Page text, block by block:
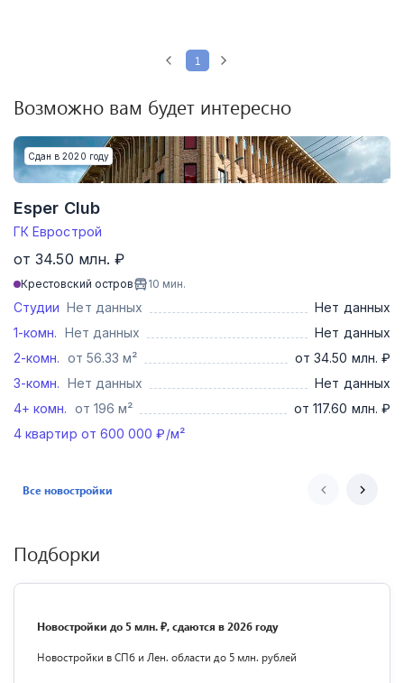
1
Возможно вам будет интересно
Сдан в 2020 году
Esper Club
ГК Еврострой
от 34.50 млн. ₽
Крестовский остров 10 мин.
Студии Нет данных
Нет данных
1-комн. Нет данных
Нет данных
2-комн. от 56.33 м²
от 34.50 млн. ₽
3-комн. Нет данных
Нет данных
4+ комн. от 196 м²
от 117.60 млн. ₽
4 квартир от 600 000 ₽/м²
Все новостройки
Подборки
Новостройки до 5 млн. ₽, сдаются в 2026 году
Новостройки в СПб и Лен. области до 5 млн. рублей